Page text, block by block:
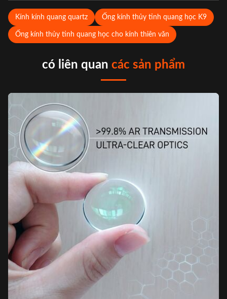
Kính kính quang quartz Ống kính thủy tinh quang học K9
Ống kính thủy tinh quang học cho kính thiên văn
có liên quan các sản phẩm